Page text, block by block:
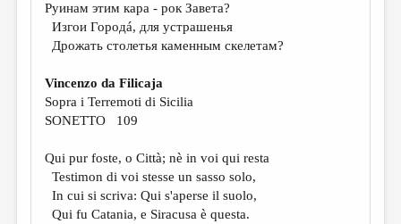
КОНКУРСЫ
ДЕТСКАЯ КОМНАТА
ОБЗОР ЛИТЕРАТУРЫ
ОБЪЯВЛЕНИЯ
Руинам этим кара - рок Завета?
Изгои Городá, для устрашенья
Дрожать столетья каменным скелетам?
Vincenzo da Filicaja
Sopra i Terremoti di Sicilia
SONETTO 109
Qui pur foste, o Città; nè in voi qui resta
Testimon di voi stesse un sasso solo,
In cui si scriva: Qui s'aperse il suolo,
Qui fu Catania, e Siracusa è questa.